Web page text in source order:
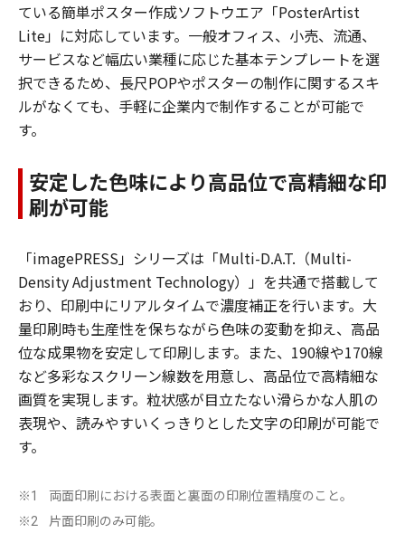
ている簡単ポスター作成ソフトウエア「PosterArtist
Lite」に対応しています。一般オフィス、小売、流通、
サービスなど幅広い業種に応じた基本テンプレートを選
択できるため、長尺POPやポスターの制作に関するスキ
ルがなくても、手軽に企業内で制作することが可能で
す。
安定した色味により高品位で高精細な印
刷が可能
「imagePRESS」シリーズは「Multi-D.A.T.（Multi-
Density Adjustment Technology）」を共通で搭載して
おり、印刷中にリアルタイムで濃度補正を行います。大
量印刷時も生産性を保ちながら色味の変動を抑え、高品
位な成果物を安定して印刷します。また、190線や170線
など多彩なスクリーン線数を用意し、高品位で高精細な
画質を実現します。粒状感が目立たない滑らかな人肌の
表現や、読みやすいくっきりとした文字の印刷が可能で
す。
※1 両面印刷における表面と裏面の印刷位置精度のこと。
※2 片面印刷のみ可能。